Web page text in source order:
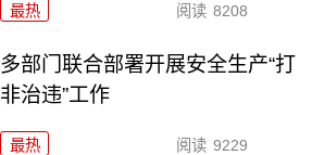
最热 阅读 8208
多部门联合部署开展安全生产“打
非治违”工作
最热 阅读 9229